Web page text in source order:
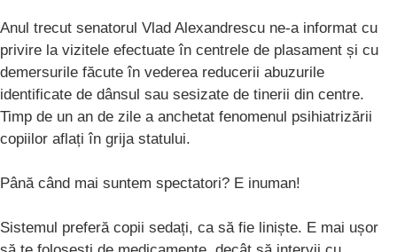
Anul trecut senatorul Vlad Alexandrescu ne-a informat cu
privire la vizitele efectuate în centrele de plasament și cu
demersurile făcute în vederea reducerii abuzurile
identificate de dânsul sau sesizate de tinerii din centre.
Timp de un an de zile a anchetat fenomenul psihiatrizării
copiilor aflați în grija statului.
Până când mai suntem spectatori? E inuman!
Sistemul preferă copii sedați, ca să fie liniște. E mai ușor